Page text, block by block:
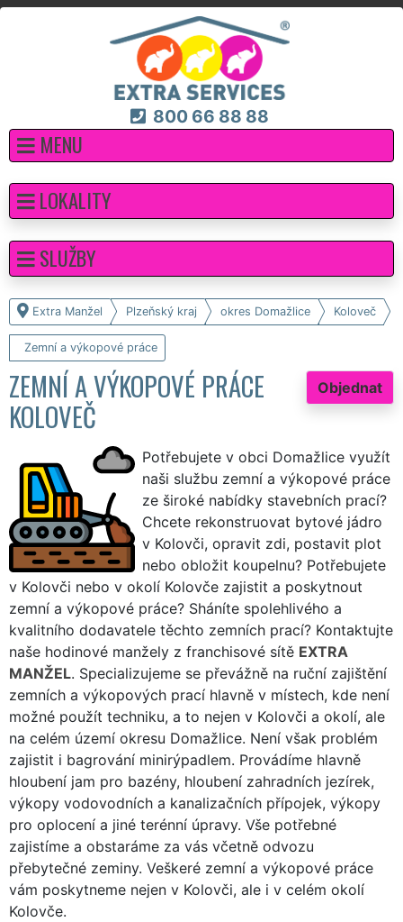
800 66 88 88
MENU
Extra Manžel Plzeňský kraj okres Domažlice Koloveč
Zemní a výkopové práce
Objednat
ZEMNÍ A VÝKOPOVÉ PRÁCE
KOLOVEČ
Potřebujete v obci Domažlice využít
naši službu zemní a výkopové práce
ze široké nabídky stavebních prací?
Chcete rekonstruovat bytové jádro
v Kolovči, opravit zdi, postavit plot
nebo obložit koupelnu? Potřebujete
v Kolovči nebo v okolí Kolovče zajistit a poskytnout
zemní a výkopové práce? Sháníte spolehlivého a
kvalitního dodavatele těchto zemních prací? Kontaktujte
naše hodinové manžely z franchisové sítě EXTRA
MANŽEL. Specializujeme se převážně na ruční zajištění
zemních a výkopových prací hlavně v místech, kde není
možné použít techniku, a to nejen v Kolovči a okolí, ale
na celém území okresu Domažlice. Není však problém
zajistit i bagrování minirýpadlem. Provádíme hlavně
hloubení jam pro bazény, hloubení zahradních jezírek,
výkopy vodovodních a kanalizačních přípojek, výkopy
pro oplocení a jiné terénní úpravy. Vše potřebné
zajistíme a obstaráme za vás včetně odvozu
přebytečné zeminy. Veškeré zemní a výkopové práce
vám poskytneme nejen v Kolovči, ale i v celém okolí
Kolovče.
LOKALITY
SLUŽBY